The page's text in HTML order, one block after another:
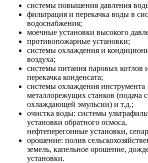
системы повышения давления
фильтрация и перекачка воды в
водоснабжения;
моечные установки высокого
противопожарные установки;
системы охлаждения и
воздуха;
системы питания паровых котлов
перекачка конденсата;
системы охлаждения инструмента
металлорежущих станков (подача
охлаждающей эмульсии) и т.д.;
очистка воды: системы
установки обратного осмоса,
нефтеперегонные установки,
орошение: полив
земель, капельное орошение,
установки.